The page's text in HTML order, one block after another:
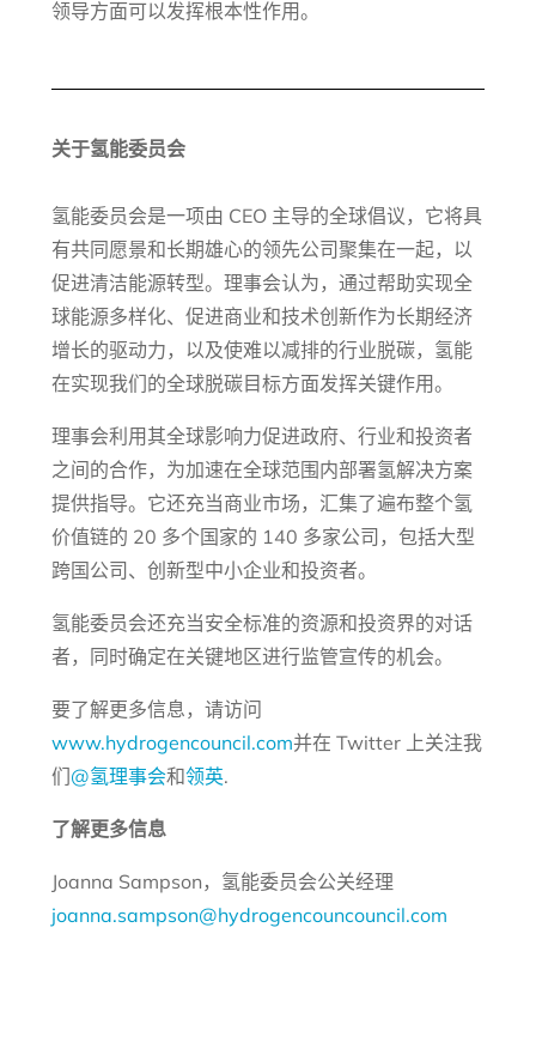
领导方面可以发挥根本性作用。
关于氢能委员会
氢能委员会是一项由 CEO 主导的全球倡议，它将具
有共同愿景和长期雄心的领先公司聚集在一起，以
促进清洁能源转型。理事会认为，通过帮助实现全
球能源多样化、促进商业和技术创新作为长期经济
增长的驱动力，以及使难以减排的行业脱碳，氢能
在实现我们的全球脱碳目标方面发挥关键作用。
理事会利用其全球影响力促进政府、行业和投资者
之间的合作，为加速在全球范围内部署氢解决方案
提供指导。它还充当商业市场，汇集了遍布整个氢
价值链的 20 多个国家的 140 多家公司，包括大型
跨国公司、创新型中小企业和投资者。
氢能委员会还充当安全标准的资源和投资界的对话
者，同时确定在关键地区进行监管宣传的机会。
要了解更多信息，请访问
www.hydrogencouncil.com并在 Twitter 上关注我
们@氢理事会和领英.
了解更多信息
Joanna Sampson，氢能委员会公关经理
joanna.sampson@hydrogencouncouncil.com